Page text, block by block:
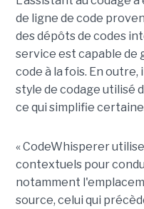
de ligne de code
des dépôts de codes
service est capable de
code à la fois. En
style de codage utilisé
ce qui simplifie
« CodeWhisperer
contextuels pour
notamment
source, celui qui